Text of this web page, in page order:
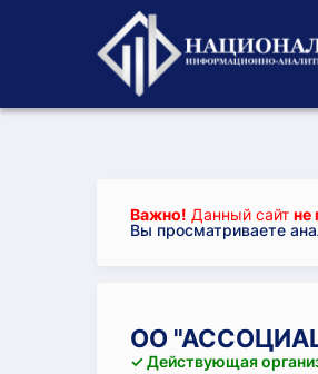
Важно! Данный сайт не
Вы просматриваете
ОО
✓ Действующая